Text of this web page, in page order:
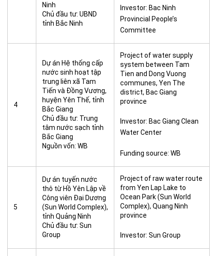
Ninh
Chủ đầu tư: UBND
tỉnh Bắc Ninh
Investor: Bac Ninh
Provincial People’s
Committee
4
Dự án Hệ thống cấp
nước sinh hoạt tập
trung liên xã Tam
Tiến và Đồng Vương,
huyện Yên Thế, tỉnh
Bắc Giang
Chủ đầu tư: Trung
tâm nước sạch tỉnh
Bắc Giang
Nguồn vốn: WB
Project of water supply
system between Tam
Tien and Dong Vuong
communes, Yen The
district, Bac Giang
province
Investor: Bac Giang Clean
Water Center
Funding source: WB
5
Dự án tuyến nước
thô từ Hồ Yên Lập về
Công viên Đại Dương
(Sun World Complex),
tỉnh Quảng Ninh
Chủ đầu tư: Sun
Group
Project of raw water route
from Yen Lap Lake to
Ocean Park (Sun World
Complex), Quang Ninh
province
Investor: Sun Group